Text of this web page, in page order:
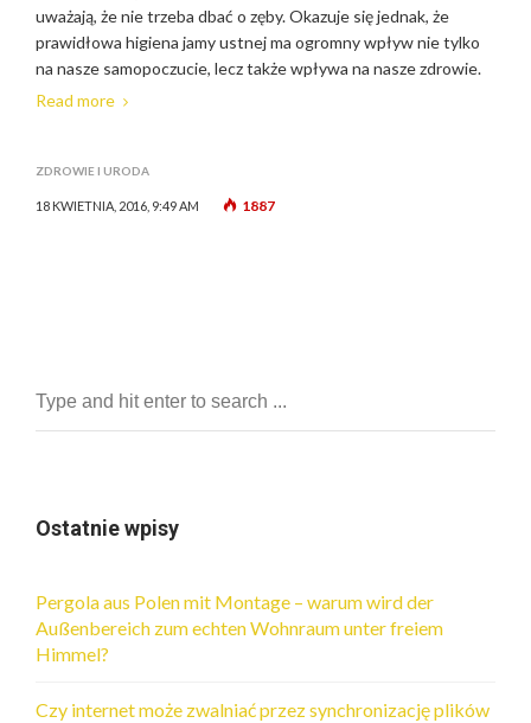
uważają, że nie trzeba dbać o zęby. Okazuje się jednak, że
prawidłowa higiena jamy ustnej ma ogromny wpływ nie tylko
na nasze samopoczucie, lecz także wpływa na nasze zdrowie.
Read more
ZDROWIE I URODA
18 KWIETNIA, 2016, 9:49 AM 1887
Ostatnie wpisy
Pergola aus Polen mit Montage – warum wird der
Außenbereich zum echten Wohnraum unter freiem
Himmel?
Czy internet może zwalniać przez synchronizację plików